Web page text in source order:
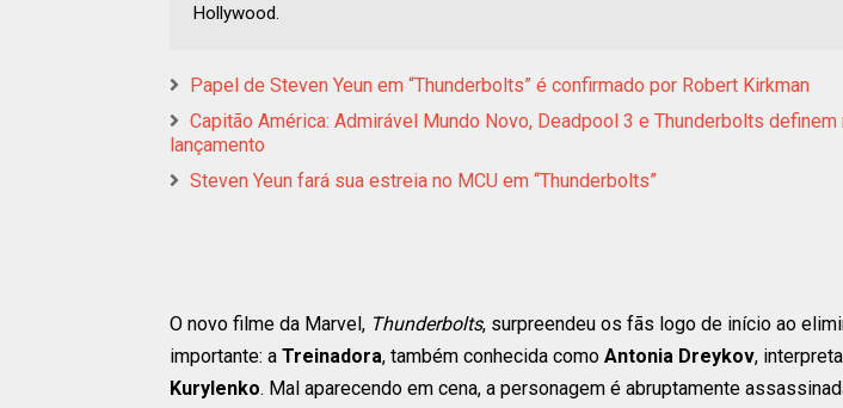
Hollywood.
Papel de Steven Yeun em “Thunderbolts” é confirmado por Robert Kirkman
Capitão América: Admirável Mundo Novo, Deadpool 3 e Thunderbolts
lançamento
Steven Yeun fará sua estreia no MCU em “Thunderbolts”
O novo filme da Marvel, Thunderbolts, surpreendeu os fãs logo de início ao
importante: a Treinadora, também conhecida como Antonia Dreykov,
Kurylenko. Mal aparecendo em cena, a personagem é abruptamente